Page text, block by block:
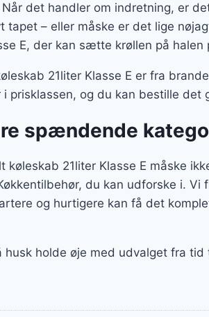
det handler om indretning, er
– eller måske er det lige
E, der kan sætte krøllen på halen
21liter Klasse E er fra
prisklassen, og du kan bestille det
spændende
køleskab 21liter Klasse E måske
du kan udforske i. Vi
og hurtigere kan få det
holde øje med udvalget fra tid